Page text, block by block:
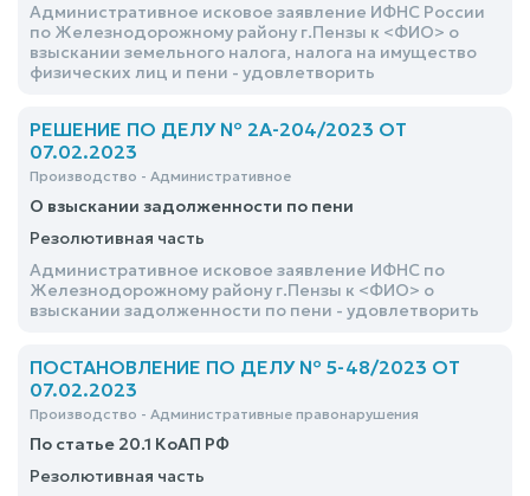
Административное исковое заявление ИФНС России
по Железнодорожному району г.Пензы к <ФИО> о
взыскании земельного налога, налога на имущество
физических лиц и пени - удовлетворить
РЕШЕНИЕ ПО ДЕЛУ № 2А-204/2023 ОТ
07.02.2023
Производство - Административное
О взыскании задолженности по пени
Резолютивная часть
Административное исковое заявление ИФНС по
Железнодорожному району г.Пензы к <ФИО> о
взыскании задолженности по пени - удовлетворить
ПОСТАНОВЛЕНИЕ ПО ДЕЛУ № 5-48/2023 ОТ
07.02.2023
Производство - Административные правонарушения
По статье 20.1 КоАП РФ
Резолютивная часть